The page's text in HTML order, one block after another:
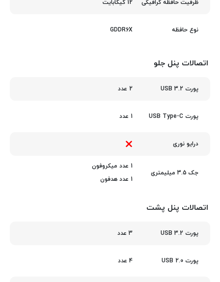
ظرفیت حافظه گرافیکی 12 گیگابایت
نوع حافظه GDDR6X
اتصالات پنل جلو
پورت USB 3.2 2 عدد
پورت USB Type-C 1 عدد
درایو نوری
جک 3.5 میلیمتری
1 عدد میکروفون
1 عدد هدفون
اتصالات پنل پشت
پورت USB 3.2 3 عدد
پورت USB 2.0 4 عدد